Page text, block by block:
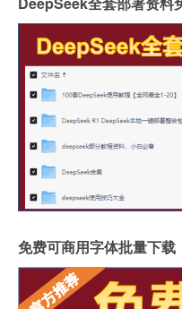
免费可商用字体批量下载